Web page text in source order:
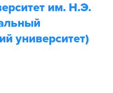
им. Н.Э.
университет)